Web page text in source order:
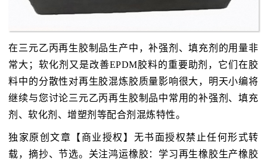
在三元乙丙再生胶制品生产中，补强剂、填充剂的用量非
常大；软化剂又是改善EPDM胶料的重要助剂，它们在胶
料中的分散性对再生胶混炼胶质量影响很大，明天小编将
继续与您讨论三元乙丙再生胶制品中常用的补强剂、填充
剂、软化剂、增塑剂等配合剂混炼特性。
独家原创文章【商业授权】无书面授权禁止任何形式转
载，摘抄、节选。关注鸿运橡胶：学习再生橡胶生产橡胶